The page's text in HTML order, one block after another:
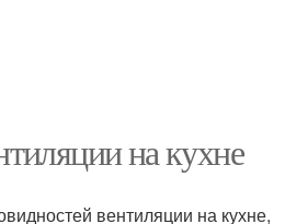
на кухне
вентиляции на кухне,